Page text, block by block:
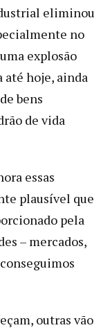
eliminou
no
explosão
hoje, ainda
bens
de vida
essas
plausível que
pela
– mercados,
outras vão